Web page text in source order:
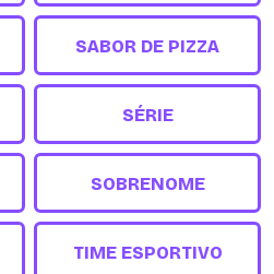
SABOR DE PIZZA
SÉRIE
SOBRENOME
TIME ESPORTIVO